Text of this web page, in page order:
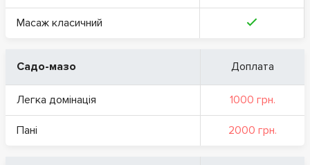
Масаж класичний
Садо-мазо Доплата
Легка домінація 1000 грн.
Пані 2000 грн.